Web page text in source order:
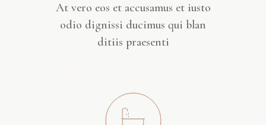
At vero eos et accusamus et iusto
odio dignissi ducimus qui blan
ditiis praesenti